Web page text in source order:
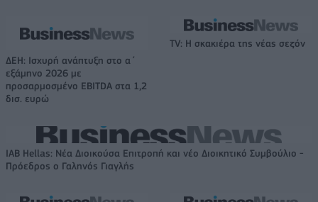
ΔΕΗ: Ισχυρή ανάπτυξη στο α΄
εξάμηνο 2026 με
προσαρμοσμένο EBITDA στα 1,2
δισ. ευρώ
TV: Η σκακιέρα της νέας σεζόν
IAB Hellas: Νέα Διοικούσα Επιτροπή και νέο Διοικητικό Συμβούλιο -
Πρόεδρος ο Γαληνός Γιαγλής